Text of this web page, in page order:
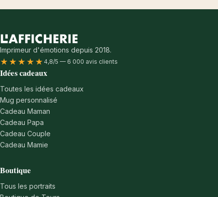
Imprimeur d'émotions depuis 2018.
★★★★★ 4,8/5 — 6 000 avis clients
Idées cadeaux
Toutes les idées cadeaux
Mug personnalisé
Cadeau Maman
Cadeau Papa
Cadeau Couple
Cadeau Mamie
Boutique
Tous les portraits